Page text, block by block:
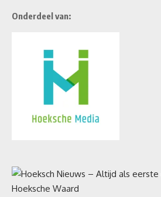
Onderdeel van: